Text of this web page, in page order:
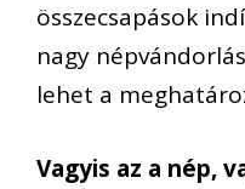
összecsapások
nagy
lehet a
Vagyis az a nép,